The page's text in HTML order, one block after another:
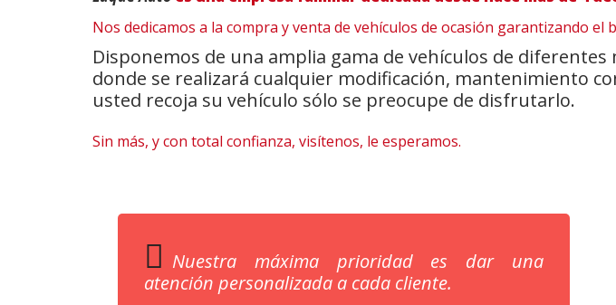
Nos dedicamos a la compra y venta de vehículos de ocasión garantizando
Disponemos de una amplia gama de vehículos de
donde se realizará cualquier modificación, mantenimiento
usted recoja su vehículo sólo se preocupe de disfrutarlo.
Sin más, y con total confianza, visítenos, le esperamos.
Nuestra máxima prioridad es dar una
atención personalizada a cada cliente.